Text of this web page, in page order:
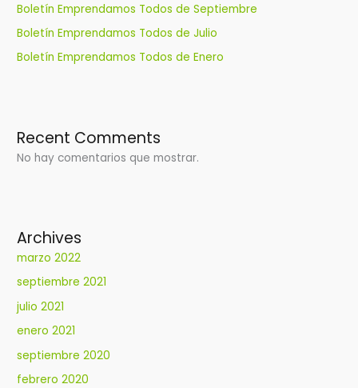
Boletín Emprendamos Todos de Septiembre
Boletín Emprendamos Todos de Julio
Boletín Emprendamos Todos de Enero
Recent Comments
No hay comentarios que mostrar.
Archives
marzo 2022
septiembre 2021
julio 2021
enero 2021
septiembre 2020
febrero 2020